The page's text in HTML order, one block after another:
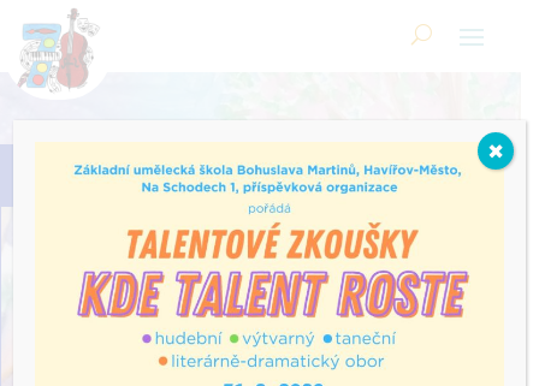
Open toolbar
content
Základní umělecká škola
Bohuslava Martinů Havířov
příspěvková organizace
✖